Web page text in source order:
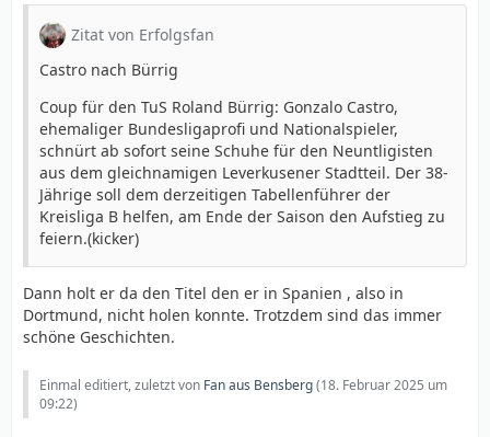
Zitat von Erfolgsfan
Castro nach Bürrig
Coup für den TuS Roland Bürrig: Gonzalo Castro,
ehemaliger Bundesligaprofi und Nationalspieler,
schnürt ab sofort seine Schuhe für den Neuntligisten
aus dem gleichnamigen Leverkusener Stadtteil. Der 38-
Jährige soll dem derzeitigen Tabellenführer der
Kreisliga B helfen, am Ende der Saison den Aufstieg zu
feiern.(kicker)
Dann holt er da den Titel den er in Spanien , also in
Dortmund, nicht holen konnte. Trotzdem sind das immer
schöne Geschichten.
Einmal editiert, zuletzt von Fan aus Bensberg(18. Februar 2025 um
09:22)